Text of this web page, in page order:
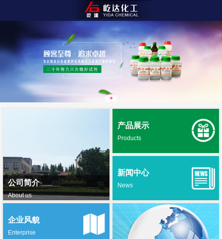
公司简介
About us
产品展示
Products
新闻中心
News
企业风貌
Enterprise